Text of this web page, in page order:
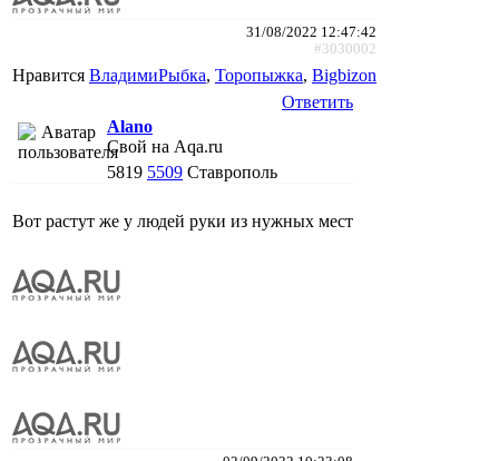
31/08/2022 12:47:42
#3030002
Нравится ВладимиРыбка, Торопыжка, Bigbizon
Ответить
Alano
Свой на Aqa.ru
5819 5509 Ставрополь
Вот растут же у людей руки из нужных мест